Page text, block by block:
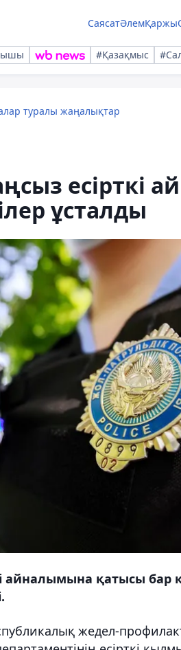
СаясатӘлемҚаржы
#Қазақмыс
туралы жаңалықтар
есірткі
ұсталды
айналымына қатысы бар
жедел-